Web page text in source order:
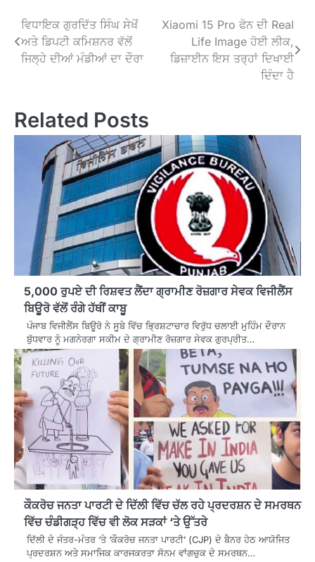
Post
navigation
ਵਿਧਾਇਕ ਗੁਰਦਿੱਤ ਸਿੰਘ ਸੇਖੋਂ
ਅਤੇ ਡਿਪਟੀ ਕਮਿਸ਼ਨਰ ਵੱਲੋਂ
ਜਿਲ੍ਹੇ ਦੀਆਂ ਮੰਡੀਆਂ ਦਾ ਦੌਰਾ
Xiaomi 15 Pro ਫੋਨ ਦੀ Real
Life Image ਹੋਈ ਲੀਕ,
ਡਿਜ਼ਾਈਨ ਇਸ ਤਰ੍ਹਾਂ ਦਿਖਾਈ
ਦਿੰਦਾ ਹੈ
Related Posts
5,000 ਰੁਪਏ ਦੀ ਰਿਸ਼ਵਤ ਲੈਂਦਾ ਗ੍ਰਾਮੀਣ ਰੋਜ਼ਗਾਰ ਸੇਵਕ ਵਿਜੀਲੈਂਸ
ਬਿਊਰੋ ਵੱਲੋਂ ਰੰਗੇ ਹੱਥੀਂ ਕਾਬੂ
ਪੰਜਾਬ ਵਿਜੀਲੈਂਸ ਬਿਊਰੋ ਨੇ ਸੂਬੇ ਵਿੱਚ ਭ੍ਰਿਸ਼ਟਾਚਾਰ ਵਿਰੁੱਧ ਚਲਾਈ ਮੁਹਿੰਮ ਦੌਰਾਨ
ਬੁੱਧਵਾਰ ਨੂੰ ਮਗਨੇਰਗਾ ਸਕੀਮ ਦੇ ਗ੍ਰਾਮੀਣ ਰੋਜ਼ਗਾਰ ਸੇਵਕ ਗੁਰਪ੍ਰੀਤ…
ਕੌਕਰੋਚ ਜਨਤਾ ਪਾਰਟੀ ਦੇ ਦਿੱਲੀ ਵਿੱਚ ਚੱਲ ਰਹੇ ਪ੍ਰਦਰਸ਼ਨ ਦੇ ਸਮਰਥਨ
ਵਿੱਚ ਚੰਡੀਗੜ੍ਹ ਵਿੱਚ ਵੀ ਲੋਕ ਸੜਕਾਂ ‘ਤੇ ਉੱਤਰੇ
ਦਿੱਲੀ ਦੇ ਜੰਤਰ-ਮੰਤਰ ‘ਤੇ ‘ਕੌਕਰੋਚ ਜਨਤਾ ਪਾਰਟੀ’ (CJP) ਦੇ ਬੈਨਰ ਹੇਠ ਆਯੋਜਿਤ
ਪ੍ਰਦਰਸ਼ਨ ਅਤੇ ਸਮਾਜਿਕ ਕਾਰਜਕਰਤਾ ਸੋਨਮ ਵਾਂਗਚੁਕ ਦੇ ਸਮਰਥਨ…